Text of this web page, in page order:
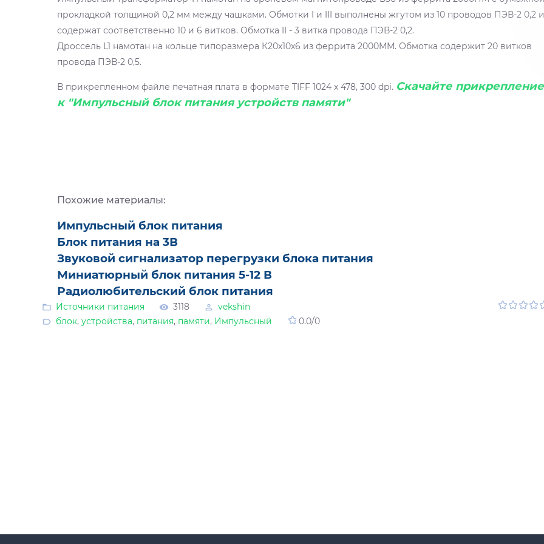
прокладкой толщиной 0,2 мм между чашками. Обмотки I и III выполнены жгутом из 10 проводов ПЭВ-2 0,2
содержат соответственно 10 и 6 витков. Обмотка II - 3 витка провода ПЭВ-2 0,2.
Дроссель L1 намотан на кольце типоразмера К20х10х6 из феррита 2000ММ. Обмотка содержит 20 витков
провода ПЭВ-2 0,5.
В прикрепленном файле печатная плата в формате TIFF 1024 x 478, 300 dpi. Скачайте прикрепление
к "Импульсный блок питания устройств памяти"
Похожие материалы:
Импульсный блок питания
Блок питания на 3В
Звуковой сигнализатор перегрузки блока питания
Миниатюрный блок питания 5-12 В
Радиолюбительский блок питания
Источники питания 3118
vekshin
блок, устройства, питания, памяти, Импульсный 0.0/0